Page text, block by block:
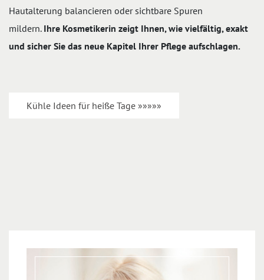
Hautalterung balancieren oder sichtbare Spuren
mildern. Ihre Kosmetikerin zeigt Ihnen, wie vielfältig, exakt
und sicher Sie das neue Kapitel Ihrer Pflege aufschlagen.
Kühle Ideen für heiße Tage »»»»»